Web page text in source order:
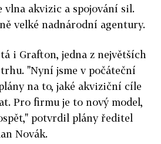
vlna akvizic a spojování sil.
velké nadnárodní agentury.
i Grafton, jedna z největších
"Nyní jsme v počáteční
na to, jaké akviziční cíle
Pro firmu je to nový model,
potvrdil plány ředitel
Novák.